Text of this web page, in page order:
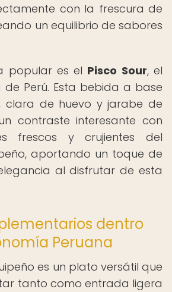
con la frescura de
un equilibrio de sabores
popular es el Pisco Sour, el
Perú. Esta bebida a base
clara de huevo y jarabe de
contraste interesante con
frescos y crujientes del
aportando un toque de
al disfrutar de esta
dentro
Peruana
es un plato versátil que
tanto como entrada ligera